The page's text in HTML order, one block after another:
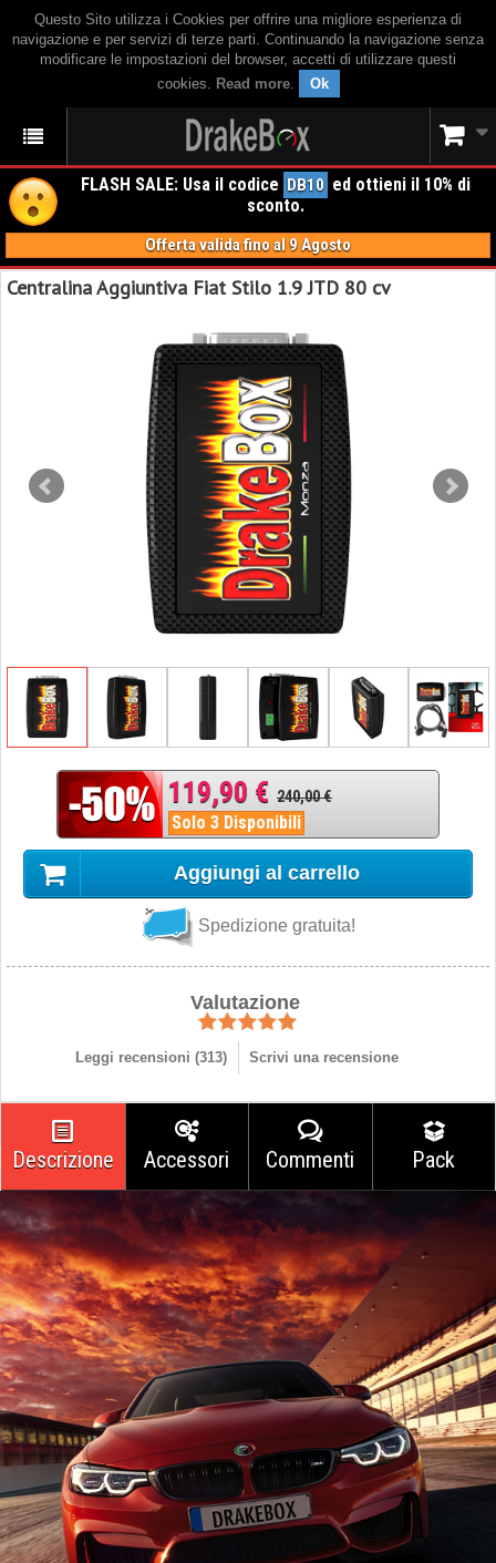
Questo Sito utilizza i Cookies per offrire una migliore esperienza di
navigazione e per servizi di terze parti. Continuando la navigazione senza
modificare le impostazioni del browser, accetti di utilizzare questi
cookies. Read more. Ok
FLASH SALE: Usa il codice DB10 ed ottieni il 10% di
sconto.
Offerta valida fino al 9 Agosto
Centralina Aggiuntiva Fiat Stilo 1.9 JTD 80 cv
119,90 € 240,00 €
Solo 3 Disponibili
Aggiungi al carrello
Spedizione gratuita!
Valutazione
Leggi recensioni (313) Scrivi una recensione
Descrizione Accessori Commenti Pack